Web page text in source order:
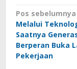
Navigasi
pos
Pos sebelumnya
Melalui
Saatnya
Berperan Buka
Pekerjaan